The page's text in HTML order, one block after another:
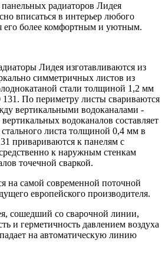
радиаторов Лидея
вписаться в интерьер любого
его более комфортным и уютным.
Лидея изготавливаются из
симметричных листов из
стали толщиной 1,2 мм
131. По периметру листы свариваются
вертикальными водоканалами -
водоканалов составляет
листа толщиной 0,4 мм в
привариваются к панелям с
к наружным стенкам
точечной сваркой.
на самой современной поточной
европейского производителя.
сошедший со сварочной линии,
и герметичность давлением воздуха
на автоматическую линию